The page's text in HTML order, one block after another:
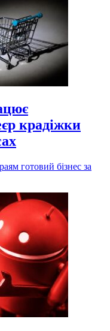
крадіжки
готовий бізнес за